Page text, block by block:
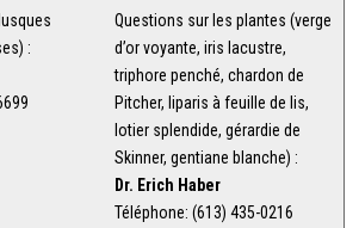
:
Questions sur les plantes (verge
d’or voyante, iris lacustre,
triphore penché, chardon de
Pitcher, liparis à feuille de lis,
lotier splendide, gérardie de
Skinner, gentiane blanche) :
Dr. Erich Haber
Téléphone: (613) 435-0216